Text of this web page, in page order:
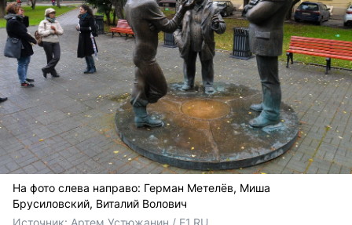
На фото слева направо: Герман Метелёв, Миша
Брусиловский, Виталий Волович
Источник: Артем Устюжанин / E1.RU